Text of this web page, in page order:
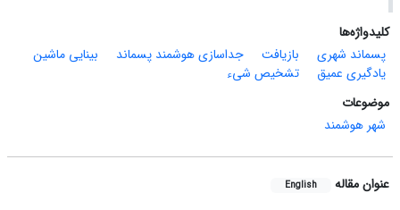
کلیدواژه‌ها
پسماند شهری
بازیافت جداسازی هوشمند پسماند
بینایی ماشین
یادگیری عمیق
تشخیص شیء
موضوعات
شهر هوشمند
عنوان مقاله English